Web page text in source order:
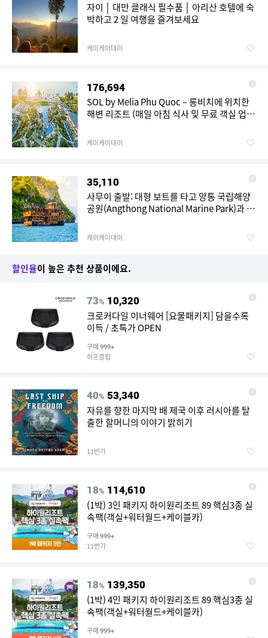
자이 │ 대만 클래식 필수품 │ 아리산 호텔에 숙
박하고 2 일 여행을 즐겨보세요
케이케이데이
176,694
SOL by Melia Phu Quoc – 롱비치에 위치한
해변 리조트 (매일 아침 식사 및 무료 객실 업그
케이케이데이
35,110
사무이 출발: 대형 보트를 타고 앙통 국립해양
공원(Angthong National Marine Park)과 점
케이케이데이
할인율이 높은 추천 상품이에요.
73% 10,320
크로커다일 이너웨어 [요물패키지] 담을수록
이득 / 초특가 OPEN
구매 999+
하프클럽
40% 53,340
자유를 향한 마지막 배 제국 이후 러시아를 탈
출한 할머니의 이야기 밝히기
11번가
18% 114,610
(1박) 3인 패키지 하이원리조트 89 핵심3종 실
속팩(객실+워터월드+케이블카)
구매 999+
11번가
18% 139,350
(1박) 4인 패키지 하이원리조트 89 핵심3종 실
속팩(객실+워터월드+케이블카)
구매 999+